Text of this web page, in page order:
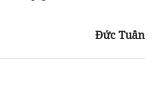
Đức Tuân